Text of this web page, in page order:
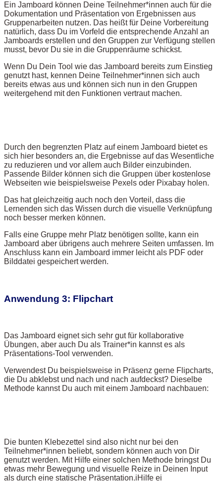
Ein Jamboard können Deine Teilnehmer*innen auch für die
Dokumentation und Präsentation von Ergebnissen aus
Gruppenarbeiten nutzen. Das heißt für Deine Vorbereitung
natürlich, dass Du im Vorfeld die entsprechende Anzahl an
Jamboards erstellen und den Gruppen zur Verfügung stellen
musst, bevor Du sie in die Gruppenräume schickst.
Wenn Du Dein Tool wie das Jamboard bereits zum Einstieg
genutzt hast, kennen Deine Teilnehmer*innen sich auch
bereits etwas aus und können sich nun in den Gruppen
weitergehend mit den Funktionen vertraut machen.
Durch den begrenzten Platz auf einem Jamboard bietet es
sich hier besonders an, die Ergebnisse auf das Wesentliche
zu reduzieren und vor allem auch Bilder einzubinden.
Passende Bilder können sich die Gruppen über kostenlose
Webseiten wie beispielsweise Pexels oder Pixabay holen.
Das hat gleichzeitig auch noch den Vorteil, dass die
Lernenden sich das Wissen durch die visuelle Verknüpfung
noch besser merken können.
Falls eine Gruppe mehr Platz benötigen sollte, kann ein
Jamboard aber übrigens auch mehrere Seiten umfassen. Im
Anschluss kann ein Jamboard immer leicht als PDF oder
Bilddatei gespeichert werden.
Anwendung 3: Flipchart
Das Jamboard eignet sich sehr gut für kollaborative
Übungen, aber auch Du als Trainer*in kannst es als
Präsentations-Tool verwenden.
Verwendest Du beispielsweise in Präsenz gerne Flipcharts,
die Du abklebst und nach und nach aufdeckst? Dieselbe
Methode kannst Du auch mit einem Jamboard nachbauen:
Die bunten Klebezettel sind also nicht nur bei den
Teilnehmer*innen beliebt, sondern können auch von Dir
genutzt werden. Mit Hilfe einer solchen Methode bringst Du
etwas mehr Bewegung und visuelle Reize in Deinen Input
als durch eine statische Präsentation.iHilfe ei